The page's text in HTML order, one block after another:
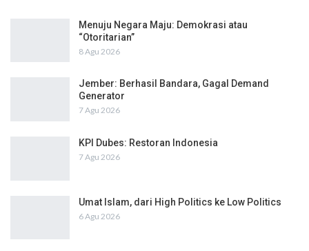
Menuju Negara Maju: Demokrasi atau
“Otoritarian”
8 Agu 2026
Jember: Berhasil Bandara, Gagal Demand
Generator
7 Agu 2026
KPI Dubes: Restoran Indonesia
7 Agu 2026
Umat Islam, dari High Politics ke Low Politics
6 Agu 2026